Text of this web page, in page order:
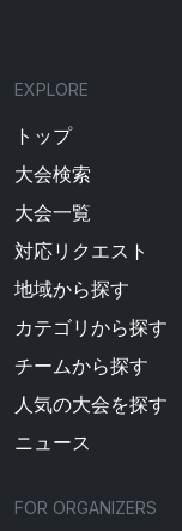
EXPLORE
トップ
大会検索
大会一覧
対応リクエスト
地域から探す
カテゴリから探す
チームから探す
人気の大会を探す
ニュース
FOR ORGANIZERS